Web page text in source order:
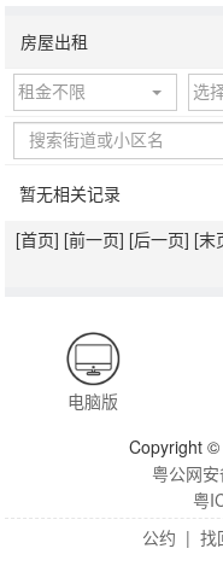
房屋出租
租金不限 选
暂无相关记录
[首页] [前一页] [后一页] [末
电脑版
Copyright
粤公网
粤
公约 | 找